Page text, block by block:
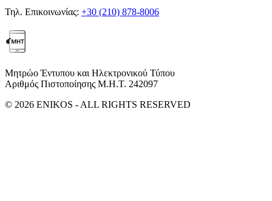
Τηλ. Επικοινωνίας: +30 (210) 878-8006
Μητρώο Έντυπου και Ηλεκτρονικού Τύπου
Αριθμός Πιστοποίησης Μ.Η.Τ. 242097
© 2026 ENIKOS - ALL RIGHTS RESERVED